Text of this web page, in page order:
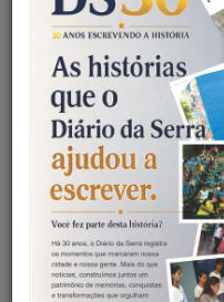
Início Polícia